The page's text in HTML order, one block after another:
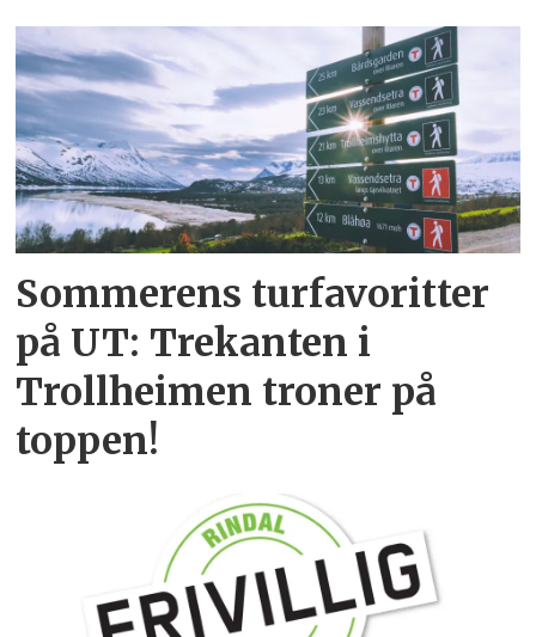
Sommerens turfavoritter
på UT: Trekanten i
Trollheimen troner på
toppen!